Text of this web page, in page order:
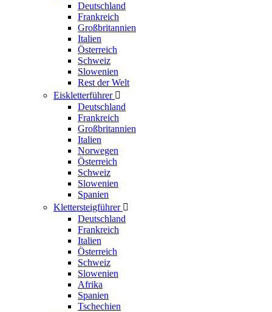
Deutschland
Frankreich
Großbritannien
Italien
Österreich
Schweiz
Slowenien
Rest der Welt
Eiskletterführer 
Deutschland
Frankreich
Großbritannien
Italien
Norwegen
Österreich
Schweiz
Slowenien
Spanien
Klettersteigführer 
Deutschland
Frankreich
Italien
Österreich
Schweiz
Slowenien
Afrika
Spanien
Tschechien